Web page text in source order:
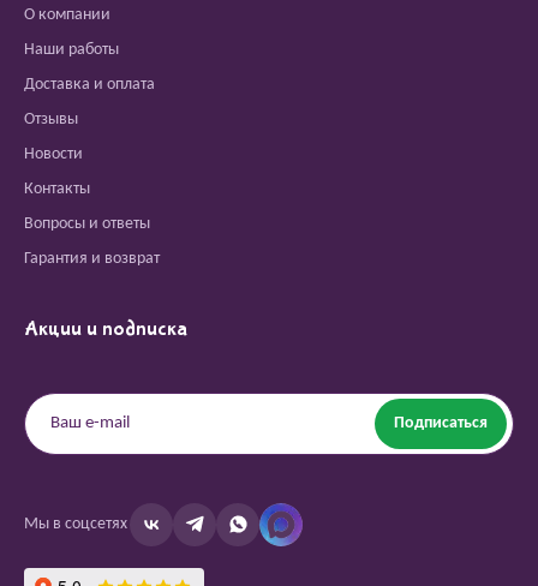
О компании
Наши работы
Доставка и оплата
Отзывы
Новости
Контакты
Вопросы и ответы
Гарантия и возврат
Акции и подписка
Подписаться
Мы в соцсетях